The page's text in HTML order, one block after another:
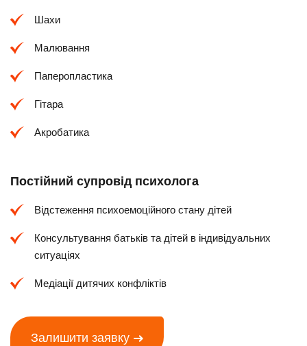
Шахи
Малювання
Паперопластика
Гітара
Акробатика
Постійний супровід психолога
Відстеження психоемоційного стану дітей
Консультування батьків та дітей в індивідуальних
ситуаціях
Медіації дитячих конфліктів
Залишити заявку